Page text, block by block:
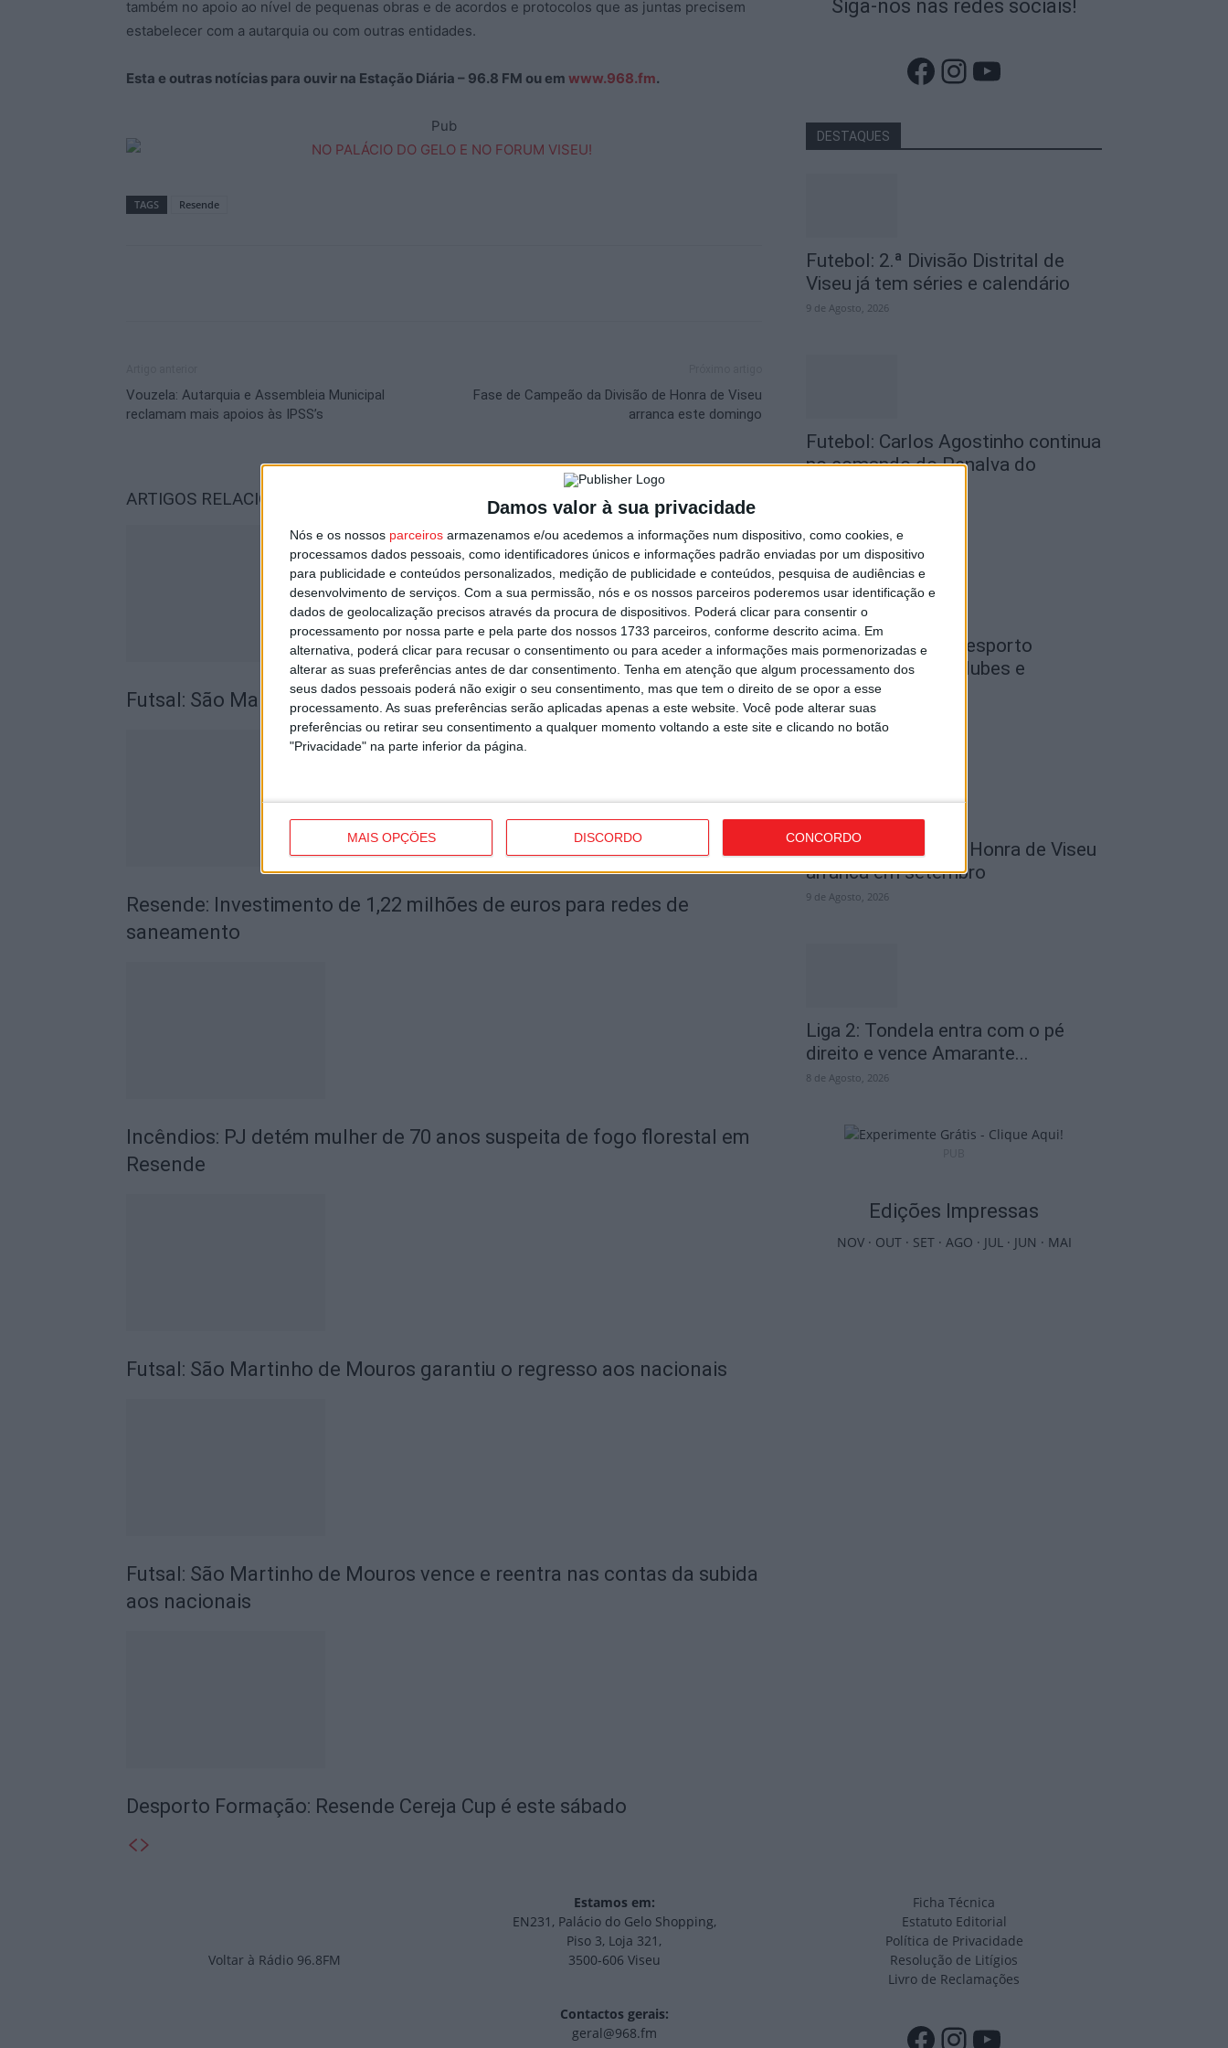
Damos valor à sua privacidade
Nós e os nossos parceiros armazenamos e/ou acedemos a informações num dispositivo, como cookies, e
processamos dados pessoais, como identificadores únicos e informações padrão enviadas por um dispositivo
para publicidade e conteúdos personalizados, medição de publicidade e conteúdos, pesquisa de audiências e
desenvolvimento de serviços. Com a sua permissão, nós e os nossos parceiros poderemos usar identificação e
dados de geolocalização precisos através da procura de dispositivos. Poderá clicar para consentir o
processamento por nossa parte e pela parte dos nossos 1733 parceiros, conforme descrito acima. Em
alternativa, poderá clicar para recusar o consentimento ou para aceder a informações mais pormenorizadas e
alterar as suas preferências antes de dar consentimento. Tenha em atenção que algum processamento dos
seus dados pessoais poderá não exigir o seu consentimento, mas que tem o direito de se opor a esse
processamento. As suas preferências serão aplicadas apenas a este website. Você pode alterar suas
preferências ou retirar seu consentimento a qualquer momento voltando a este site e clicando no botão
"Privacidade" na parte inferior da página.
MAIS OPÇÕES DISCORDO CONCORDO
também no apoio ao nível de pequenas obras e de acordos e protocolos que as juntas precisem
estabelecer com a autarquia ou com outras entidades.
Esta e outras notícias para ouvir na Estação Diária – 96.8 FM ou em www.968.fm.
Pub
TAGS Resende
Vouzela: Autarquia e Assembleia Municipal
reclamam mais apoios às IPSS’s
Fase de Campeão da Divisão de Honra de Viseu
arranca este domingo
ARTIGOS RELACIONADOS
Futsal: São Martinho de Mouros renova com oito jogadores
Resende: Investimento de 1,22 milhões de euros para redes de
saneamento
Incêndios: PJ detém mulher de 70 anos suspeita de fogo florestal em
Resende
Futsal: São Martinho de Mouros garantiu o regresso aos nacionais
Futsal: São Martinho de Mouros vence e reentra nas contas da subida
aos nacionais
Desporto Formação: Resende Cereja Cup é este sábado
Siga-nos nas redes sociais!
Facebook
Instagram
YouTube
DESTAQUES
Futebol: 2.ª Divisão Distrital de
Viseu já tem séries e calendário
9 de Agosto, 2026
Futebol: Carlos Agostinho continua
no comando do Penalva do
Tondela: Gala do Desporto
distingue atletas, clubes e
dirigentes a 26...
9 de Agosto, 2026
Futebol: Divisão de Honra de Viseu
arranca em setembro
9 de Agosto, 2026
Liga 2: Tondela entra com o pé
direito e vence Amarante...
8 de Agosto, 2026
Edições Impressas
NOV· OUT· SET· AGO · JUL· JUN · MAI
Voltar à Rádio 96.8FM
Estamos em:
EN231, Palácio do Gelo Shopping,
Piso 3, Loja 321,
3500-606 Viseu
Contactos gerais:
geral@968.fm
Ficha Técnica
Estatuto Editorial
Política de Privacidade
Resolução de Litígios
Livro de Reclamações
Facebook
Instagram
YouTube